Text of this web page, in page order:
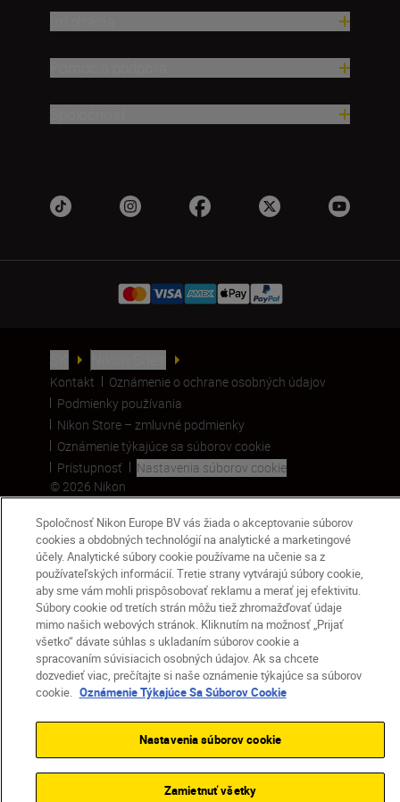
Kontakt
Oznámenie o ochrane osobných údajov
Podmienky používania
Nikon Store – zmluvné podmienky
Oznámenie týkajúce sa súborov cookie
Prístupnosť
Nastavenia súborov cookie
© 2026 Nikon
SKIP
Spoločnosť Nikon Europe BV vás žiada o akceptovanie súborov
cookies a obdobných technológií na analytické a marketingové
účely. Analytické súbory cookie používame na učenie sa z
používateľských informácií. Tretie strany vytvárajú súbory cookie,
aby sme vám mohli prispôsobovať reklamu a merať jej efektivitu.
Súbory cookie od tretích strán môžu tiež zhromažďovať údaje
mimo našich webových stránok. Kliknutím na možnosť „Prijať
všetko“ dávate súhlas s ukladaním súborov cookie a
spracovaním súvisiacich osobných údajov. Ak sa chcete
dozvedieť viac, prečítajte si naše oznámenie týkajúce sa súborov
cookie. Oznámenie Týkajúce Sa Súborov Cookie
Nastavenia súborov cookie
Zamietnuť všetky